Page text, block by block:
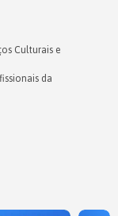
Culturais e
da